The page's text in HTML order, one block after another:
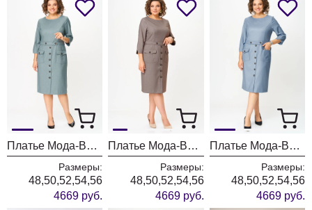
Платье Мода-Версаль 2559 фисташка
Размеры:
48,50,52,54,56
4669 руб.
Платье Мода-Версаль 2559 коричневый
Размеры:
48,50,52,54,56
4669 руб.
Платье Мода-Версаль 2559 голубой
Размеры:
48,50,52,54,56
4669 руб.